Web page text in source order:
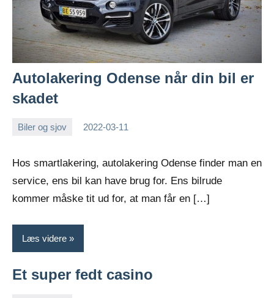
Autolakering Odense når din bil er
skadet
Biler og sjov 2022-03-11
Hos smartlakering, autolakering Odense finder man en
service, ens bil kan have brug for. Ens bilrude
kommer måske tit ud for, at man får en […]
Læs videre
Et super fedt casino